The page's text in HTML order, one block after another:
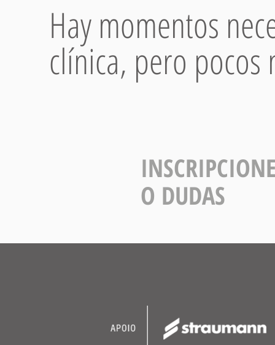
Hay momentos
clínica, pero pocos
O DUDAS